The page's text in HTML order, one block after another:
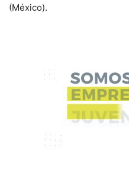
(México).